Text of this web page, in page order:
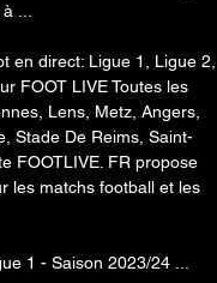
...
en direct: Ligue 1, Ligue 2,
FOOT LIVE Toutes les
Lens, Metz, Angers,
Stade De Reims, Saint-
FOOTLIVE. FR propose
les matchs football et les
1 - Saison 2023/24 ...